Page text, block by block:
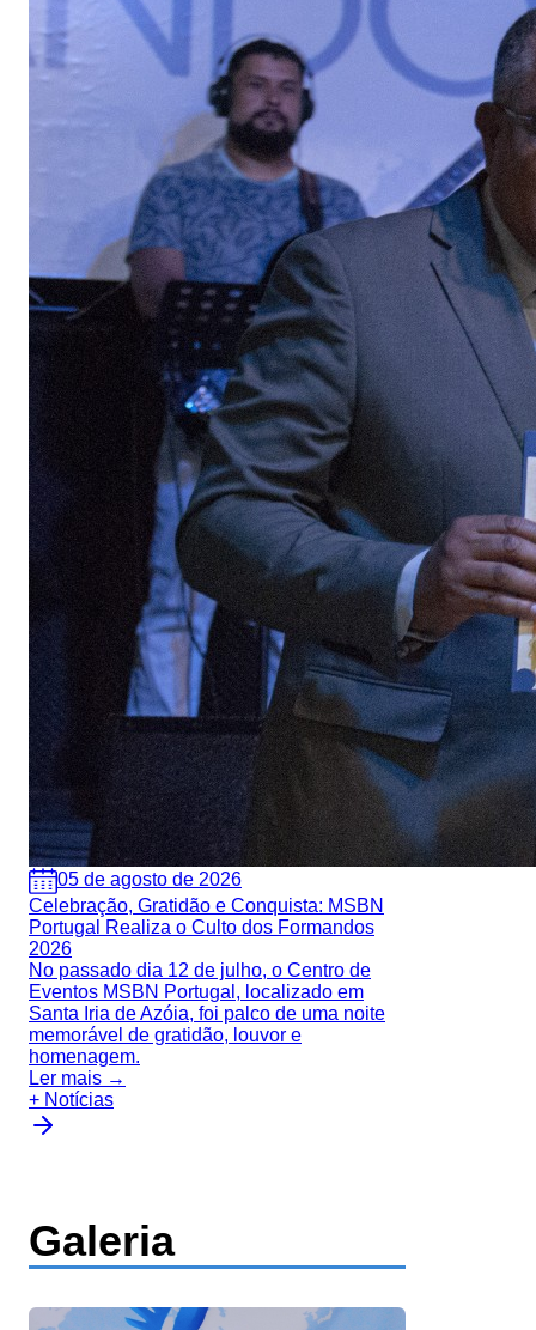
05 de agosto de 2026
Celebração, Gratidão e Conquista: MSBN
Portugal Realiza o Culto dos Formandos
2026
No passado dia 12 de julho, o Centro de
Eventos MSBN Portugal, localizado em
Santa Iria de Azóia, foi palco de uma noite
memorável de gratidão, louvor e
homenagem.
Ler mais →
+ Notícias
Galeria